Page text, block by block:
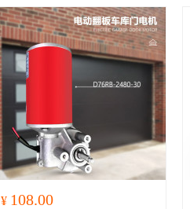
¥ 108.00